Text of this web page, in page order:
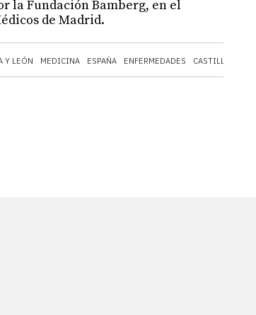
Y LEÓN MEDICINA ESPAÑA ENFERMEDADES CASTILLA Y LEÓN
la Fundación Bamberg, en el
de Madrid.